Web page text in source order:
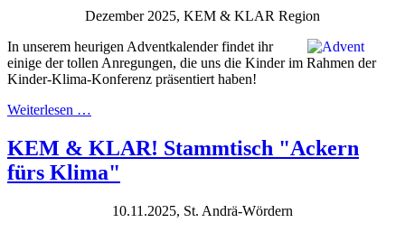
Dezember 2025, KEM & KLAR Region
In unserem heurigen Adventkalender findet ihr
einige der tollen Anregungen, die uns die Kinder im Rahmen der
Kinder-Klima-Konferenz präsentiert haben!
Weiterlesen …
KEM & KLAR! Stammtisch "Ackern
fürs Klima"
10.11.2025, St. Andrä-Wördern